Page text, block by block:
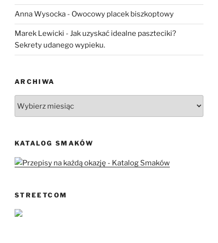
Anna Wysocka - Owocowy placek biszkoptowy
Marek Lewicki - Jak uzyskać idealne paszteciki?
Sekrety udanego wypieku.
ARCHIWA
KATALOG SMAKÓW
STREETCOM